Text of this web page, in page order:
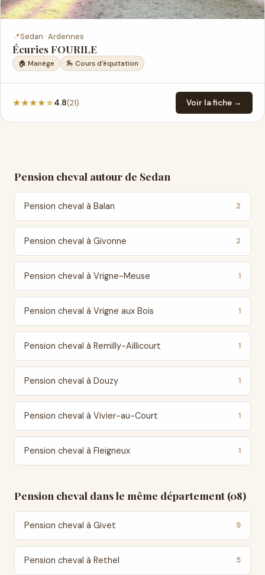
📍Sedan · Ardennes
Écuries FOURILE
🏠 Manège 🏇 Cours d'équitation
★★★★★4.8(21) Voir la fiche →
Pension cheval autour de Sedan
Pension cheval à Balan 2
Pension cheval à Givonne 2
Pension cheval à Vrigne-Meuse 1
Pension cheval à Vrigne aux Bois 1
Pension cheval à Remilly-Aillicourt 1
Pension cheval à Douzy 1
Pension cheval à Vivier-au-Court 1
Pension cheval à Fleigneux 1
Pension cheval dans le même département (08)
Pension cheval à Givet 9
Pension cheval à Rethel 5